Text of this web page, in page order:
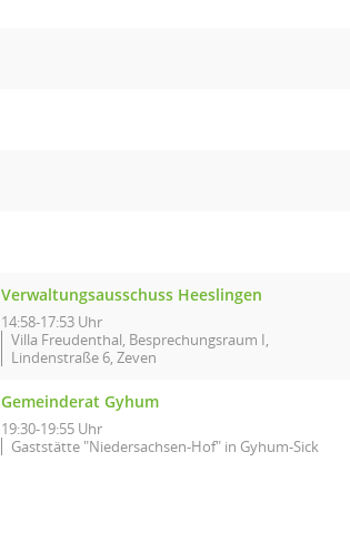
Verwaltungsausschuss Heeslingen
14:58-17:53 Uhr
Villa Freudenthal, Besprechungsraum I,
Lindenstraße 6, Zeven
Gemeinderat Gyhum
19:30-19:55 Uhr
Gaststätte "Niedersachsen-Hof" in Gyhum-Sick